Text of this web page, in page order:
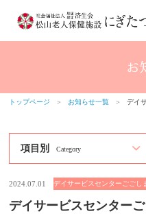
トップページ ＞ お知らせ一覧 ＞ デイ
項目別 Category
2024.07.01 デイサービスセンターごごし
デイサービスセンター